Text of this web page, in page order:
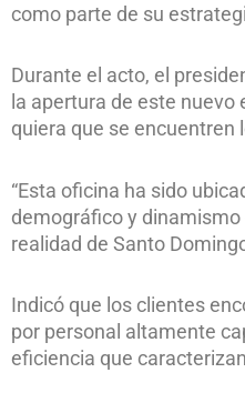
como parte de su
Durante el acto, el
la apertura de este
quiera que se encuentren
“Esta oficina ha sido
demográfico y
realidad de Santo
Indicó que los clientes
por personal altamente
eficiencia que